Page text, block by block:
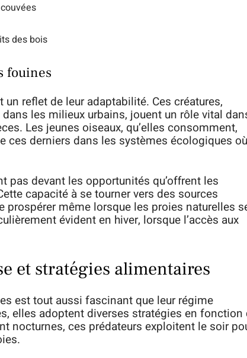
des bois
fouines
reflet de leur adaptabilité. Ces créatures,
les milieux urbains, jouent un rôle vital
Les jeunes oiseaux, qu’elles consomment,
ces derniers dans les systèmes écologiques où
pas devant les opportunités qu’offrent les
capacité à se tourner vers des sources
prospérer même lorsque les proies naturelles
évident en hiver, lorsque l’accès aux
et stratégies alimentaires
est tout aussi fascinant que leur régime
elles adoptent diverses stratégies en fonction
nocturnes, ces prédateurs exploitent le soir